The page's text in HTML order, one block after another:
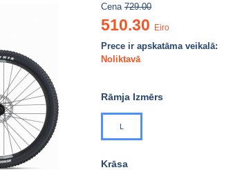
Cena 729.00
510.30 Eiro
Prece ir apskatāma veikalā:
Noliktavā
Rāmja Izmērs
L
Krāsa